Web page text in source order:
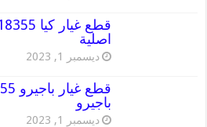
اصلية
ديسمبر 1, 2023
باجيرو
ديسمبر 1, 2023